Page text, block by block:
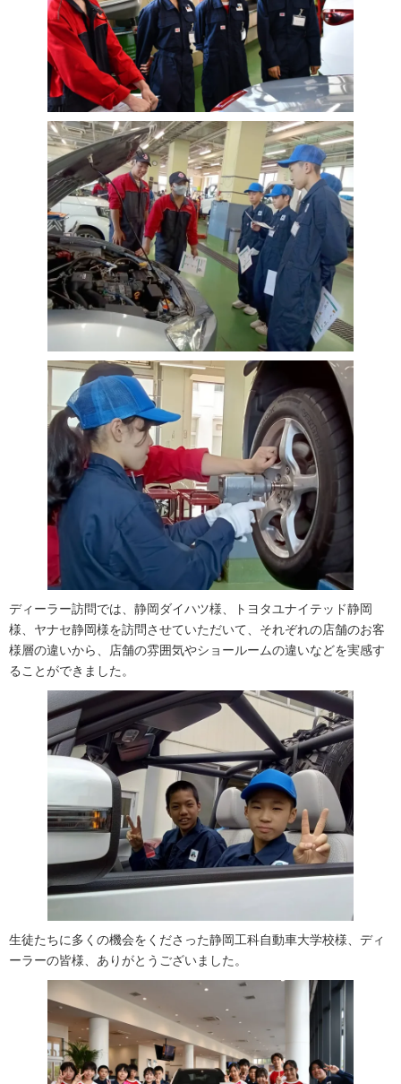
ディーラー訪問では、静岡ダイハツ様、トヨタユナイテッド静岡
様、ヤナセ静岡様を訪問させていただいて、それぞれの店舗のお客
様層の違いから、店舗の雰囲気やショールームの違いなどを実感す
ることができました。
生徒たちに多くの機会をくださった静岡工科自動車大学校様、ディ
ーラーの皆様、ありがとうございました。